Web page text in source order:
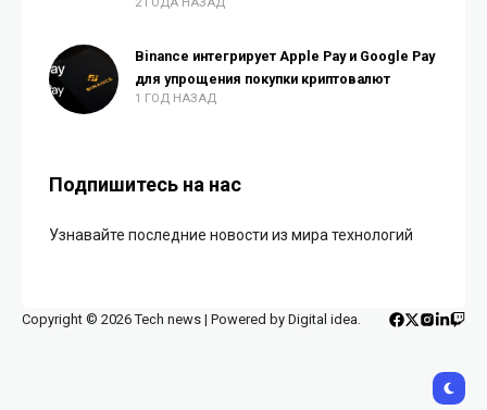
2 ГОДА НАЗАД
Binance интегрирует Apple Pay и Google Pay
для упрощения покупки криптовалют
1 ГОД НАЗАД
Подпишитесь на нас
Узнавайте последние новости из мира технологий
Copyright © 2026 Tech news | Powered by Digital idea.